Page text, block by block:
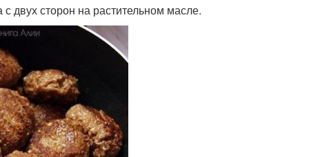
двух сторон на растительном масле.